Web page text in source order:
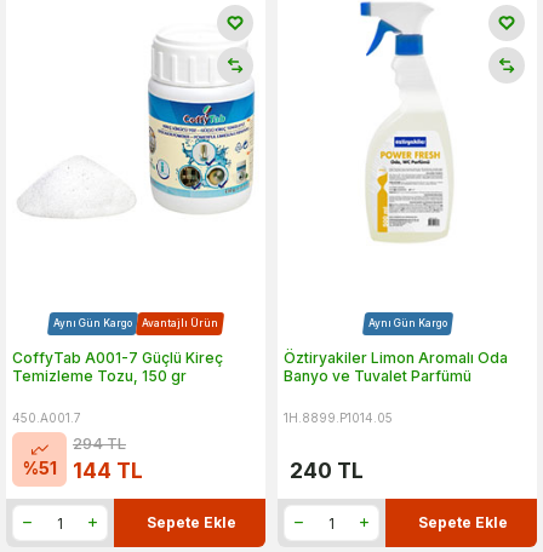
Aynı Gün Kargo Avantajlı Ürün
CoffyTab A001-7 Güçlü Kireç
Temizleme Tozu, 150 gr
450.A001.7
%51
294TL
144 TL
Sepete Ekle
Aynı Gün Kargo
Öztiryakiler Limon Aromalı Oda
Banyo ve Tuvalet Parfümü
1H.8899.P1014.05
240 TL
Sepete Ekle